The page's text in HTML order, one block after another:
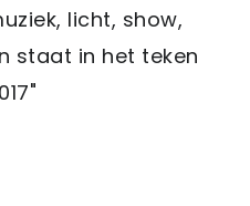
licht, show,
staat in het teken